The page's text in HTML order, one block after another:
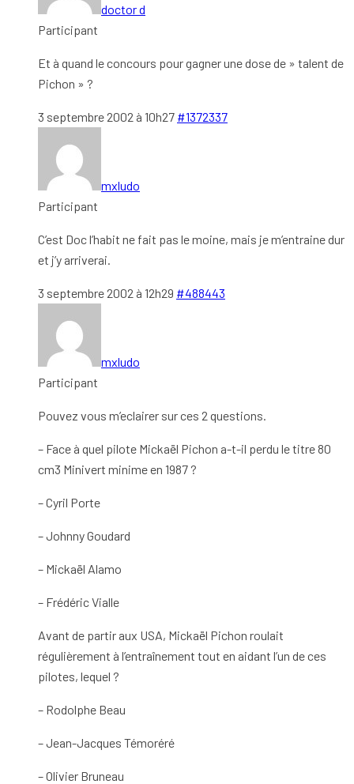
doctor d
Participant
Et à quand le concours pour gagner une dose de » talent de
Pichon » ?
3 septembre 2002 à 10h27 #1372337
mxludo
Participant
C’est Doc l’habit ne fait pas le moine, mais je m’entraine dur
et j’y arriverai.
3 septembre 2002 à 12h29 #488443
mxludo
Participant
Pouvez vous m’eclairer sur ces 2 questions.
– Face à quel pilote Mickaël Pichon a-t-il perdu le titre 80
cm3 Minivert minime en 1987 ?
– Cyril Porte
– Johnny Goudard
– Mickaël Alamo
– Frédéric Vialle
Avant de partir aux USA, Mickaël Pichon roulait
régulièrement à l’entraînement tout en aidant l’un de ces
pilotes, lequel ?
– Rodolphe Beau
– Jean-Jacques Témoréré
– Olivier Bruneau